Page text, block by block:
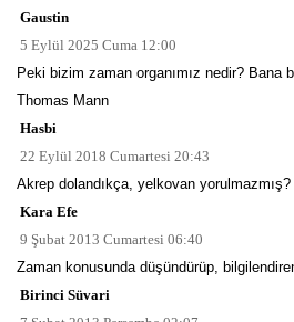
Gaustin
5 Eylül 2025 Cuma 12:00
Peki bizim zaman organımız nedir? Bana
Thomas Mann
Hasbi
22 Eylül 2018 Cumartesi 20:43
Akrep dolandıkça, yelkovan yorulmazmış?
Kara Efe
9 Şubat 2013 Cumartesi 06:40
Zaman konusunda düşündürüp,
Birinci Süvari